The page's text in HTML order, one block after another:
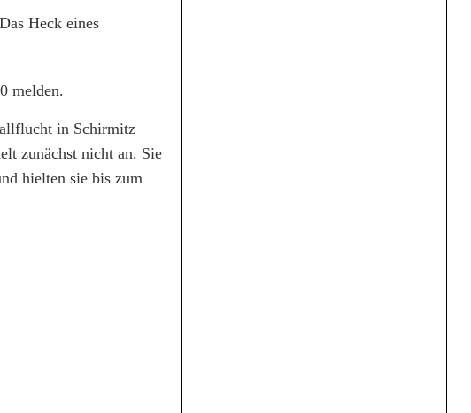
Heck eines
melden.
in Schirmitz
zunächst nicht an. Sie
hielten sie bis zum